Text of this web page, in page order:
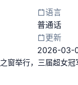
语言
普通话
更新
2026-03-
窗举行，三届超女